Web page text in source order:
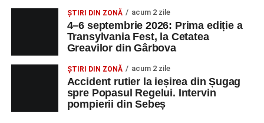
Accident pe strada Dorobanți din Sebeș: fermeie
de 66 de ani rănită grav, după ce a fost lovită de o
motocicletă
4–6 septembrie 2026: Prima ediție a Transylvania
Fest, la Cetatea Greavilor din Gârbova
ȘTIRI DIN ZONĂ acum 2 zile
4–6 septembrie 2026: Prima ediție a
Transylvania Fest, la Cetatea
Greavilor din Gârbova
ȘTIRI DIN ZONĂ acum 2 zile
Accident rutier la ieșirea din Șugag
spre Popasul Regelui. Intervin
pompierii din Sebeș